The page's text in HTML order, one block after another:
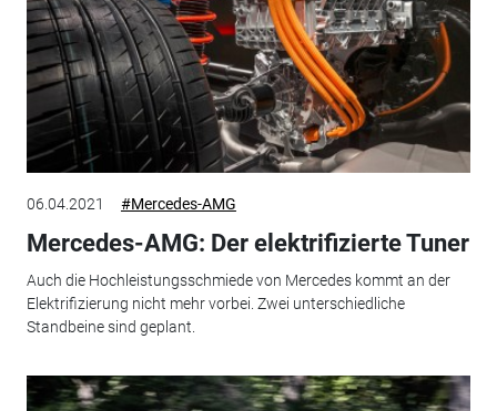
06.04.2021 #Mercedes-AMG
Mercedes-AMG: Der elektrifizierte Tuner
Auch die Hochleistungsschmiede von Mercedes kommt an der
Elektrifizierung nicht mehr vorbei. Zwei unterschiedliche
Standbeine sind geplant.